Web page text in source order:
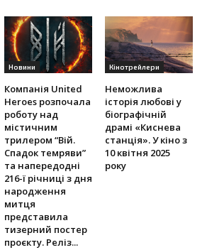
Новини
Компанія United
Heroes розпочала
роботу над
містичним
трилером “Вій.
Спадок темряви”
та напередодні
216-ї річниці з дня
народження
митця
представила
тизерний постер
проєкту. Реліз...
Кінотрейлери
Неможлива
історія любові у
біографічній
драмі «Киснева
станція». У кіно з
10 квітня 2025
року